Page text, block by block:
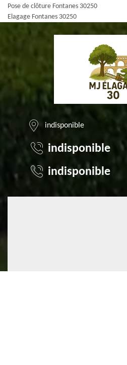
Pose de clôture Fontanes 30250
Elagage Fontanes 30250
indisponible
indisponible
indisponible